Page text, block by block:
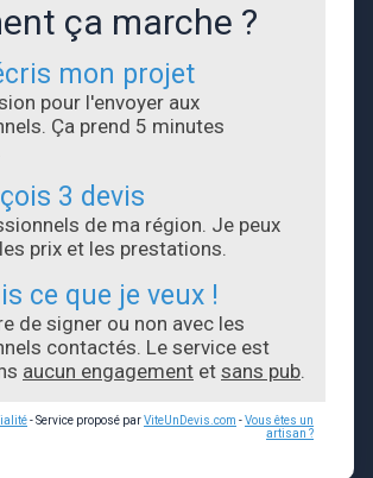
ça marche ?
mon projet
pour l'envoyer aux
Ça prend 5 minutes
3 devis
de ma région. Je peux
prix et les prestations.
ce que je veux !
de signer ou non avec les
contactés. Le service est
aucun engagement et sans pub.
- Service proposé parViteUnDevis.com -Vous êtes un
artisan ?